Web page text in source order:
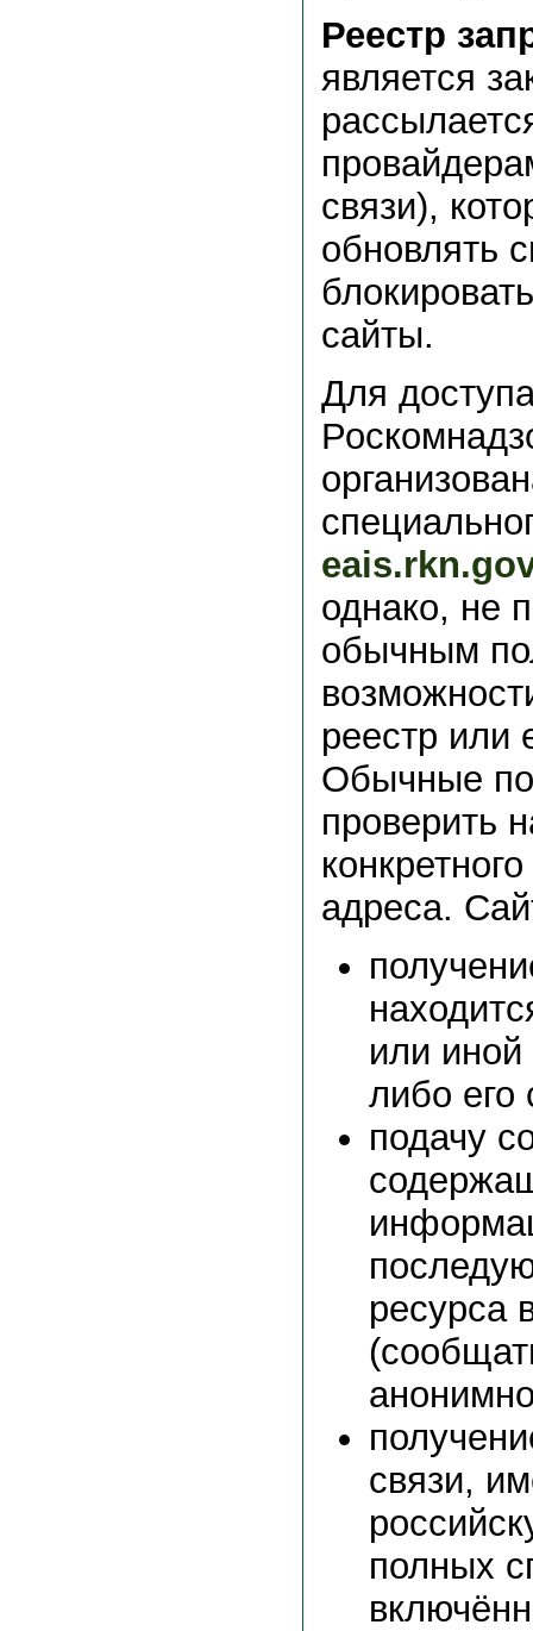
Реестр
является
связи),
обновлять
сайты.
Для
однако, не
обычным
реестр или
Обычные
проверить
адреса.
или иной
либо его
подачу
ресурса
связи,
полных